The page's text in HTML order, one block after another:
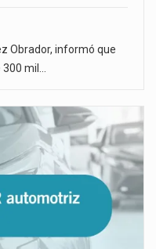
Obrador, informó que
mil…